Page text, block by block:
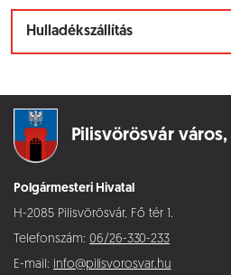
Hulladékszállítás
Pilisvörösvár város,
Polgármesteri Hivatal
H-2085 Pilisvörösvár, Fő tér 1.
Telefonszám: 06/26-330-233
E-mail: info@pilisvorosvar.hu